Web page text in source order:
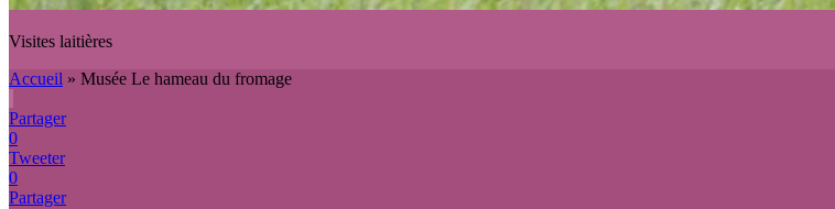
Visites laitières
Accueil » Musée Le hameau du fromage
Partager
0
Tweeter
0
Partager